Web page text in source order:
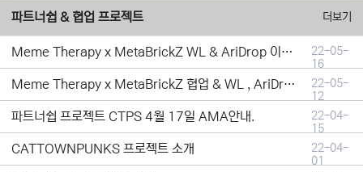
파트너쉽 & 협업 프로젝트 더보기
Meme Therapy x MetaBrickZ WL & AriDrop 이벤트 결과안내!
22-05-
16
Meme Therapy x MetaBrickZ 협업 & WL , AriDrop 이벤트 안내
22-05-
12
파트너쉽 프로젝트 CTPS 4월 17일 AMA안내.
22-04-
15
CATTOWNPUNKS 프로젝트 소개
22-04-
01